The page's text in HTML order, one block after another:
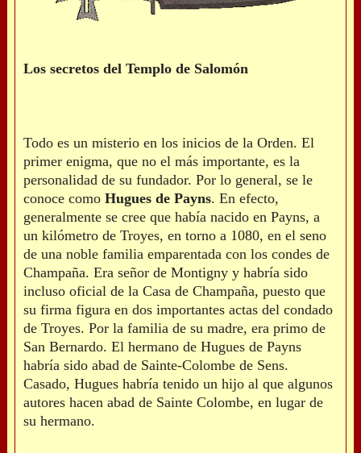
Los secretos del Templo de Salomón
Todo es un misterio en los inicios de la Orden. El
primer enigma, que no el más importante, es la
personalidad de su fundador. Por lo general, se le
conoce como Hugues de Payns. En efecto,
generalmente se cree que había nacido en Payns, a
un kilómetro de Troyes, en torno a 1080, en el seno
de una noble familia emparentada con los condes de
Champaña. Era señor de Montigny y habría sido
incluso oficial de la Casa de Champaña, puesto que
su firma figura en dos importantes actas del condado
de Troyes. Por la familia de su madre, era primo de
San Bernardo. El hermano de Hugues de Payns
habría sido abad de Sainte-Colombe de Sens.
Casado, Hugues habría tenido un hijo al que algunos
autores hacen abad de Sainte Colombe, en lugar de
su hermano.